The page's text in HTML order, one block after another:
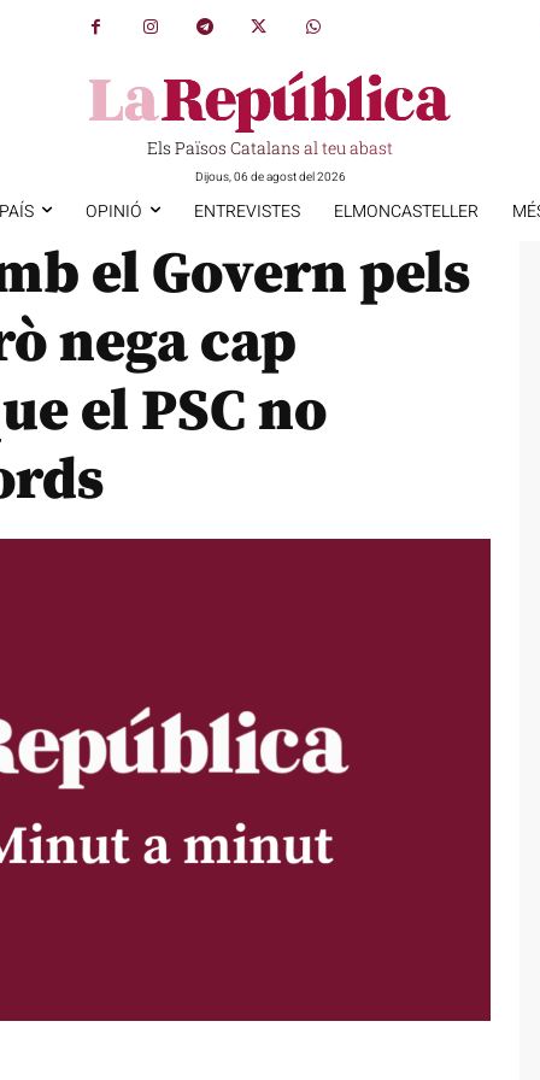
Els Països Catalans al teu abast
Dijous, 06 de agost del 2026
PAÍS OPINIÓ ENTREVISTES ELMONCASTELLER
el Govern pels
nega cap
el PSC no